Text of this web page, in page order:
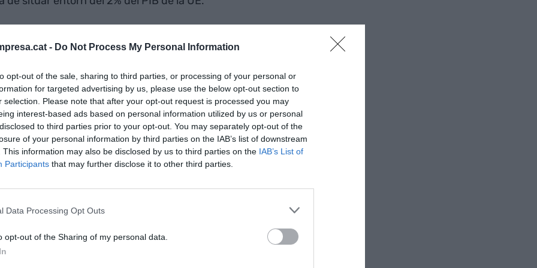
- Do Not Process My Personal Information
opt-out of the sale, sharing to third parties, or processing of your personal or
for targeted advertising by us, please use the below opt-out section to
selection. Please note that after your opt-out request is processed you may
interest-based ads based on personal information utilized by us or personal
to third parties prior to your opt-out. You may separately opt-out of the
of your personal information by third parties on the IAB’s list of downstream
This information may also be disclosed by us to third parties on the IAB’s List of
Participants that may further disclose it to other third parties.
Data Processing Opt Outs
opt-out of the Sharing of my personal data.
centre
el
de situar
de la UE
ha de ser s’importa global del pressupost i
programes. Sembla clar, que els recursos
i, com els acords s’han d’aprovar per
i amenaces de bloqueig per part dels països. La
disposes de més recursos. D’on podrien sortir?
retallar alguns dels programes actuals,
membres, recórrer a l’endeutament o
UE. Res no és fàcil. Molts països ja han de